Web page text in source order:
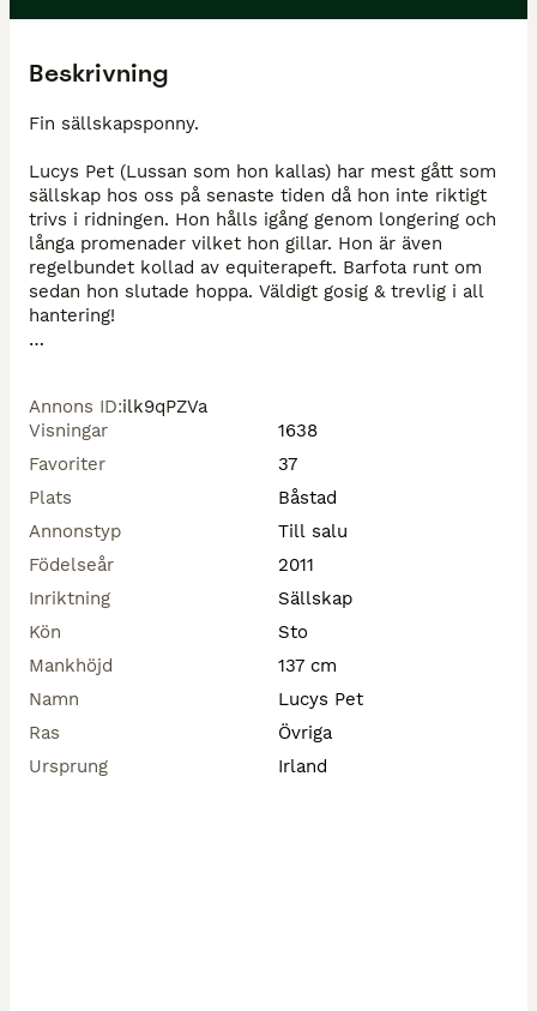
Beskrivning
Fin sällskapsponny.
Lucys Pet (Lussan som hon kallas) har mest gått som
sällskap hos oss på senaste tiden då hon inte riktigt
trivs i ridningen. Hon hålls igång genom longering och
långa promenader vilket hon gillar. Hon är även
regelbundet kollad av equiterapeft. Barfota runt om
sedan hon slutade hoppa. Väldigt gosig & trevlig i all
hantering!
Går på lösdrift med 4 andra hästar på sommaren och
inne om natten på höst/vinterhalvåret vilket hon trivs
med. Medel i rang.
Vill komma till ett hem där hon får mycket
uppmärksamhet och kärlek.🩷
Annons ID:ilk9qPZVa
Visningar
1638
Favoriter
37
Plats
Båstad
Annonstyp
Till salu
Födelseår
2011
Inriktning
Sällskap
Kön
Sto
Mankhöjd
137 cm
Namn
Lucys Pet
Ras
Övriga
Ursprung
Irland